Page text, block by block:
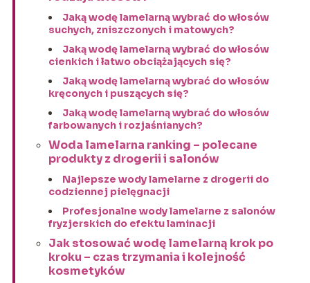
Jaką wodę lamelarną wybrać do włosów
suchych, zniszczonych i matowych?
Jaką wodę lamelarną wybrać do włosów
cienkich i łatwo obciążających się?
Jaką wodę lamelarną wybrać do włosów
kręconych i puszących się?
Jaką wodę lamelarną wybrać do włosów
farbowanych i rozjaśnianych?
Woda lamelarna ranking – polecane
produkty z drogerii i salonów
Najlepsze wody lamelarne z drogerii do
codziennej pielęgnacji
Profesjonalne wody lamelarne z salonów
fryzjerskich do efektu laminacji
Jak stosować wodę lamelarną krok po
kroku – czas trzymania i kolejność
kosmetyków